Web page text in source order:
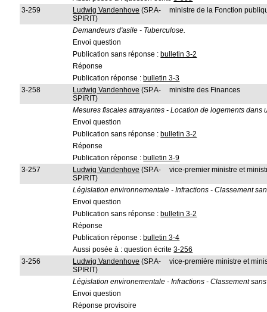
3-259
Ludwig Vandenhove (SP.A-
SPIRIT)
ministre de la Fonction
Demandeurs d'asile - Tuberculose.
Envoi question
Publication sans réponse : bulletin 3-2
Réponse
Publication réponse : bulletin 3-3
3-258
Ludwig Vandenhove (SP.A-
SPIRIT)
ministre des Finances
Mesures fiscales attrayantes - Location de logements dans
Envoi question
Publication sans réponse : bulletin 3-2
Réponse
Publication réponse : bulletin 3-9
3-257
Ludwig Vandenhove (SP.A-
SPIRIT)
vice-premier ministre et
Législation environnementale - Infractions - Classement
Envoi question
Publication sans réponse : bulletin 3-2
Réponse
Publication réponse : bulletin 3-4
Aussi posée à : question écrite3-256
3-256
Ludwig Vandenhove (SP.A-
SPIRIT)
vice-première ministre et
Législation environementale - Infractions - Classement
Envoi question
Réponse provisoire